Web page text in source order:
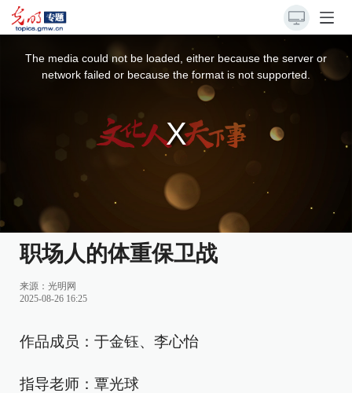
The media could not be loaded, either because the server or
network failed or because the format is not supported.
职场人的体重保卫战
来源： 光明网
2025-08-26 16:25
作品成员：于金钰、李心怡
指导老师：覃光球